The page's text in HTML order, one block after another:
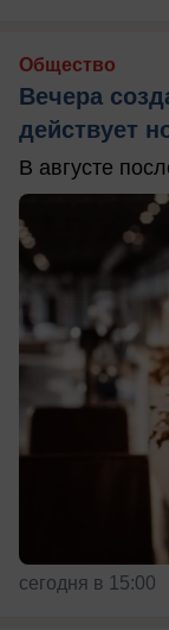
Общество
Вечера
действует
В августе
сегодня в 15:00